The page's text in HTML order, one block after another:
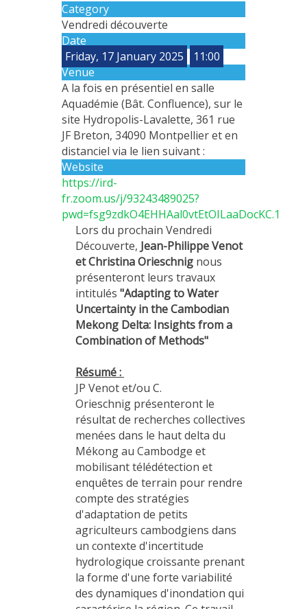
METHODS AND TOOLS
SOFTWARE
PUBLICATIONS SUR HAL
WORKING PAPERS
THEMATIC NOTES
FOR THE PUBLIC
Category
Vendredi découverte
Date
Friday, 17 January 2025
11:00
Venue
A la fois en présentiel en salle
Aquadémie (Bât. Confluence), sur le
site Hydropolis-Lavalette, 361 rue
JF Breton, 34090 Montpellier et en
distanciel via le lien suivant :
Website
https://ird-
fr.zoom.us/j/93243489025?
pwd=fsg9zdkO4EHHAal0vtEtOILaaDocKC.1
Lors du prochain Vendredi
Découverte, Jean-Philippe Venot
et Christina Orieschnig nous
présenteront leurs travaux
intitulés "Adapting to Water
Uncertainty in the Cambodian
Mekong Delta: Insights from a
Combination of Methods"
Résumé :
JP Venot et/ou C.
Orieschnig présenteront le
résultat de recherches collectives
menées dans le haut delta du
Mékong au Cambodge et
mobilisant télédétection et
enquêtes de terrain pour rendre
compte des stratégies
d'adaptation de petits
agriculteurs cambodgiens dans
un contexte d'incertitude
hydrologique croissante prenant
la forme d'une forte variabilité
des dynamiques d'inondation qui